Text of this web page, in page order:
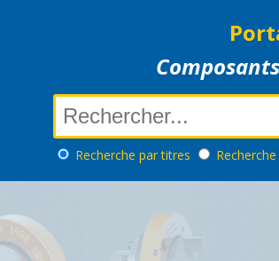
Recherche par titres Recherche